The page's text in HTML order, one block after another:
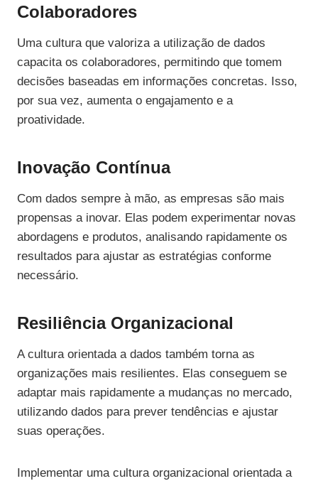
Colaboradores
Uma cultura que valoriza a utilização de dados
capacita os colaboradores, permitindo que tomem
decisões baseadas em informações concretas. Isso,
por sua vez, aumenta o engajamento e a
proatividade.
Inovação Contínua
Com dados sempre à mão, as empresas são mais
propensas a inovar. Elas podem experimentar novas
abordagens e produtos, analisando rapidamente os
resultados para ajustar as estratégias conforme
necessário.
Resiliência Organizacional
A cultura orientada a dados também torna as
organizações mais resilientes. Elas conseguem se
adaptar mais rapidamente a mudanças no mercado,
utilizando dados para prever tendências e ajustar
suas operações.
Implementar uma cultura organizacional orientada a